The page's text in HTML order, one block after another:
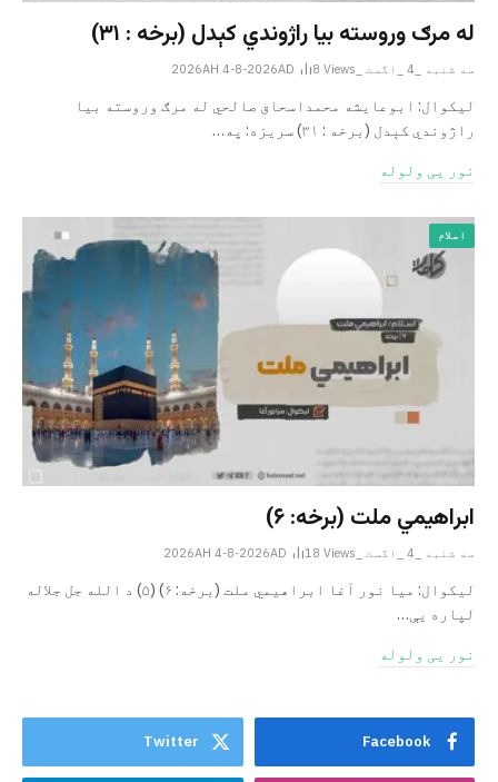
له مرګ وروسته بیا راژوندي کېدل (برخه : ۳۱)
سه شنبه _4 _اگست _2026AH 4-8-2026AD 8 Views
لیکوال: ابوعایشه محمداسحاق صالحي له مرګ وروسته بیا
راژوندي کېدل (برخه : ۳۱) سریزه: په…
نور یی ولوله
اسلام
ابراهيمي ملت (برخه: ۶)
سه شنبه _4 _اگست _2026AH 4-8-2026AD 18 Views
ليکوال: میا نور آغا ابراهيمي ملت (برخه: ۶) (۵) د الله جل جلاله
لپاره یې…
نور یی ولوله
Facebook
Twitter